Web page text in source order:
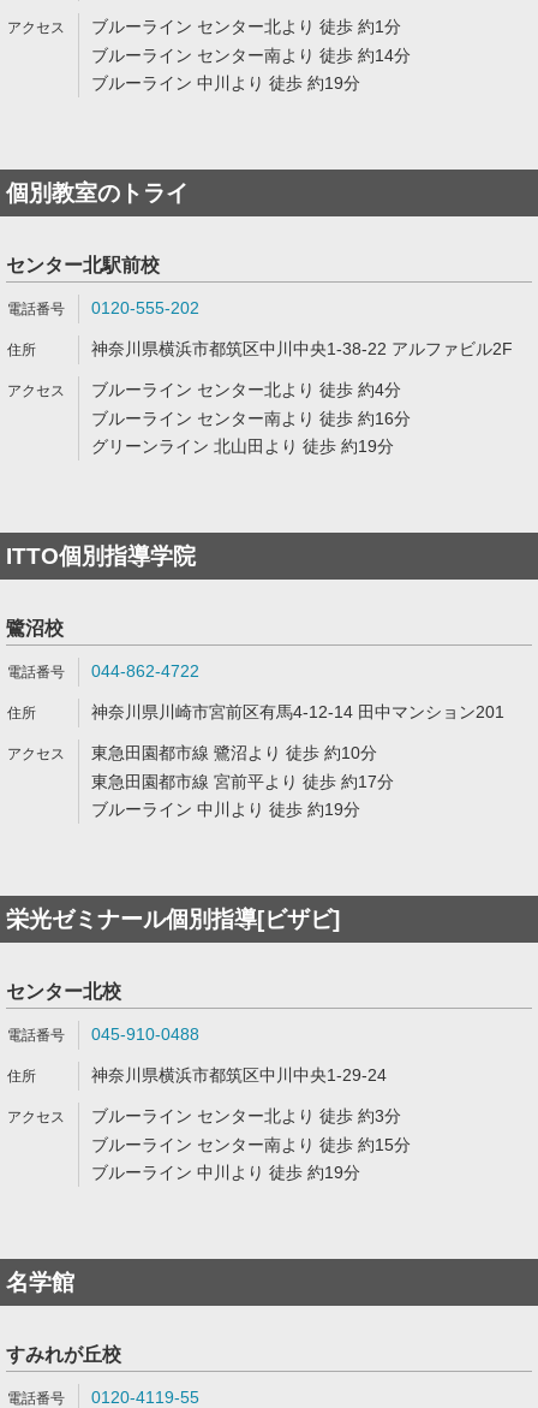
ブルーライン センター北より 徒歩 約1分
ブルーライン センター南より 徒歩 約14分
ブルーライン 中川より 徒歩 約19分
個別教室のトライ
センター北駅前校
0120-555-202
神奈川県横浜市都筑区中川中央1-38-22 アルファビル2F
ブルーライン センター北より 徒歩 約4分
ブルーライン センター南より 徒歩 約16分
グリーンライン 北山田より 徒歩 約19分
ITTO個別指導学院
鷺沼校
044-862-4722
神奈川県川崎市宮前区有馬4-12-14 田中マンション201
東急田園都市線 鷺沼より 徒歩 約10分
東急田園都市線 宮前平より 徒歩 約17分
ブルーライン 中川より 徒歩 約19分
栄光ゼミナール個別指導[ビザビ]
センター北校
045-910-0488
神奈川県横浜市都筑区中川中央1-29-24
ブルーライン センター北より 徒歩 約3分
ブルーライン センター南より 徒歩 約15分
ブルーライン 中川より 徒歩 約19分
名学館
すみれが丘校
0120-4119-55